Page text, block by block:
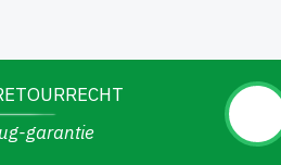
garantie